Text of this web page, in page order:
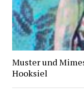
Muster und
Hooksiel